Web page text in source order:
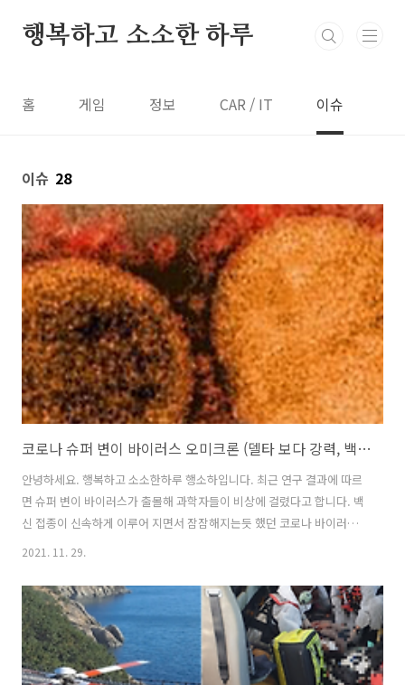
행복하고 소소한 하루
홈 게임 정보 CAR / IT 이슈
이슈 28
코로나 슈퍼 변이 바이러스 오미크론 (델타 보다 강력, 백신무력화?)
안녕하세요. 행복하고 소소한하루 행소하입니다. 최근 연구 결과에 따르
면 슈퍼 변이 바이러스가 출몰해 과학자들이 비상에 걸렸다고 합니다. 백
신 접종이 신속하게 이루어 지면서 잠잠해지는듯 했던 코로나 바이러스
가 다시 말썽을 피울 기세입니다. 백신이 개발속도와 코로나바이러스의
스 종류는 세계 각국에서 따로 출몰하며 알파, 베타, 감마, 델타로 구분되
어 변이 합니다. 변이바이러스는 전파력이 훨씬 더 높기 때문에 더욱 주
의 해야 합니다. 4가지 변이 바이러스중 무서운 전파력과 확산세를 거듭
하고 있는 두가지 바이러스에 대해 알아보도록 하겠습니다. 델타 바이러
스(인도) 델타 바이러스의 경우 인도에서 시작해서 지금은 전세계 74개
2021. 11. 29.